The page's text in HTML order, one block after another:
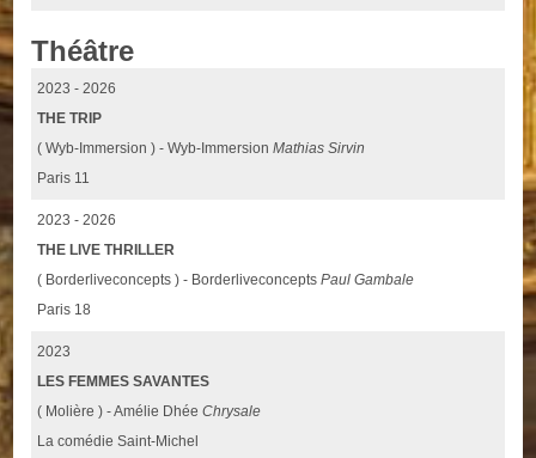
Théâtre
2023 - 2026
THE TRIP
( Wyb-Immersion ) - Wyb-ImmersionMathias Sirvin
Paris 11
2023 - 2026
THE LIVE THRILLER
( Borderliveconcepts ) - BorderliveconceptsPaul Gambale
Paris 18
2023
LES FEMMES SAVANTES
( Molière ) - Amélie DhéeChrysale
La comédie Saint-Michel